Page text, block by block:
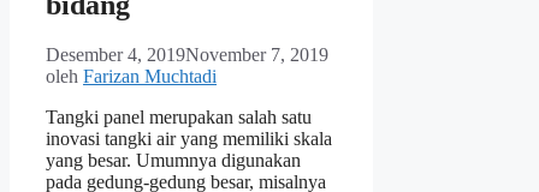
Desember 4, 2019November 7, 2019
oleh Farizan Muchtadi
Tangki panel merupakan salah satu
inovasi tangki air yang memiliki skala
yang besar. Umumnya digunakan
pada gedung-gedung besar, misalnya